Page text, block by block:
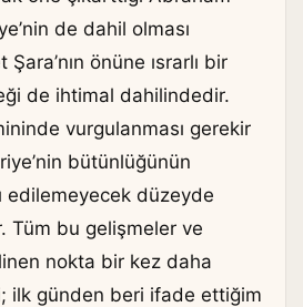
de dahil olması
önüne ısrarlı bir
de ihtimal dahilindedir.
vurgulanması gerekir
bütünlüğünün
edilemeyecek düzeyde
Tüm bu gelişmeler ve
nokta bir kez daha
ilk günden beri ifade ettiğim